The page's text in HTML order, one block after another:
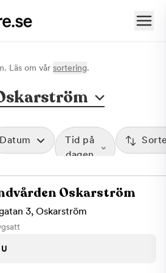
. Läs om vår sortering.
Datum
Tid på
dagen
Oskarström
3, Oskarström